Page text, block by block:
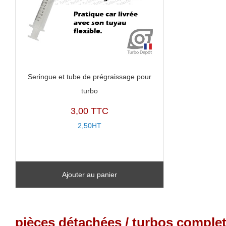
Seringue et tube de prégraissage pour
turbo
3,00 TTC
2,50HT
Ajouter au panier
pièces détachées / turbos